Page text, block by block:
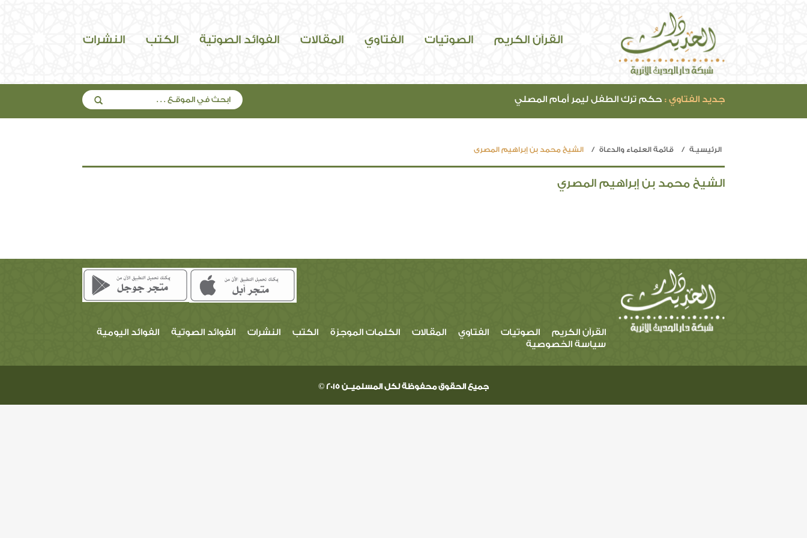
القرآن الكريم الصوتيات الفتاوي المقالات الفوائد الصوتية الكتب النشرات
جديد الفتاوي : حكم ترك الطفل ليمر أمام المصلي
الرئيسيـة قائمة العلماء والدعاة الشيخ محمد بن إبراهيم المصري
الشيخ محمد بن إبراهيم المصري
القرآن الكريم الصوتيات الفتاوي المقالات الكلمات الموجزة الكتب النشرات الفوائد الصوتية
الفوائد اليومية
سياسة الخصوصية
جميع الحقوق محفوظة لكل المسلميــن 2015 ©